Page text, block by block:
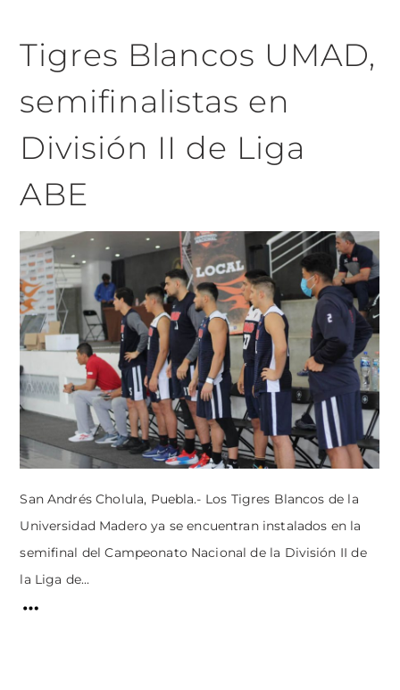
Tigres Blancos UMAD,
semifinalistas en
División II de Liga
ABE
San Andrés Cholula, Puebla.- Los Tigres Blancos de la
Universidad Madero ya se encuentran instalados en la
semifinal del Campeonato Nacional de la División II de
la Liga de...